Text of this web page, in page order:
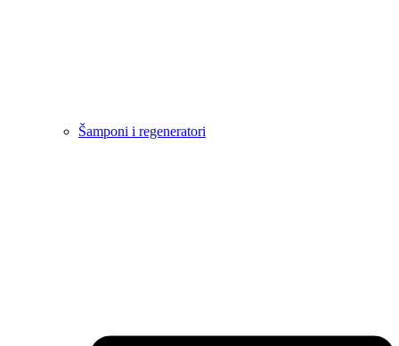
Šamponi i regeneratori